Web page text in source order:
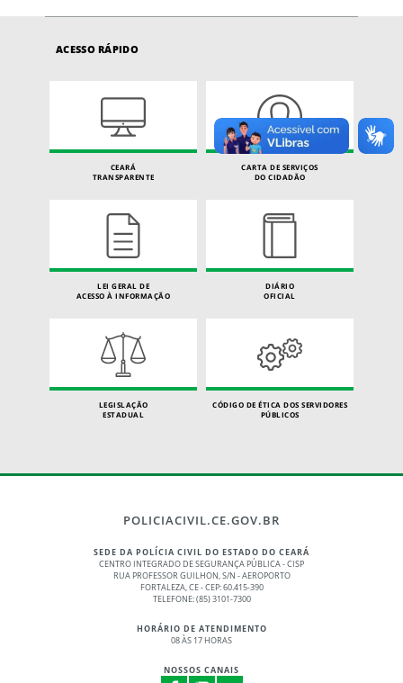
ACESSO RÁPIDO
CEARÁ
TRANSPARENTE
CARTA DE SERVIÇOS
DO CIDADÃO
LEI GERAL DE
ACESSO À INFORMAÇÃO
DIÁRIO
OFICIAL
LEGISLAÇÃO
ESTADUAL
CÓDIGO DE ÉTICA DOS SERVIDORES
PÚBLICOS
POLICIACIVIL.CE.GOV.BR
SEDE DA POLÍCIA CIVIL DO ESTADO DO CEARÁ
CENTRO INTEGRADO DE SEGURANÇA PÚBLICA - CISP
RUA PROFESSOR GUILHON, S/N - AEROPORTO
FORTALEZA, CE - CEP: 60.415-390
TELEFONE: (85) 3101-7300
HORÁRIO DE ATENDIMENTO
08 ÀS 17 HORAS
NOSSOS CANAIS